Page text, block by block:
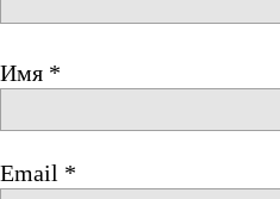
Имя *
Email *